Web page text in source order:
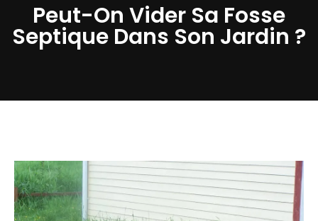
Peut-On Vider Sa Fosse
Septique Dans Son Jardin ?